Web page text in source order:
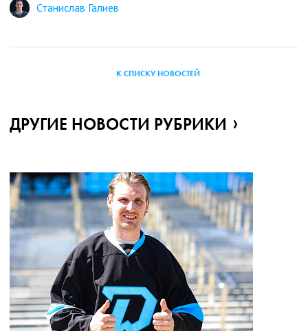
Станислав Галиев
К СПИСКУ НОВОСТЕЙ
ДРУГИЕ НОВОСТИ РУБРИКИ